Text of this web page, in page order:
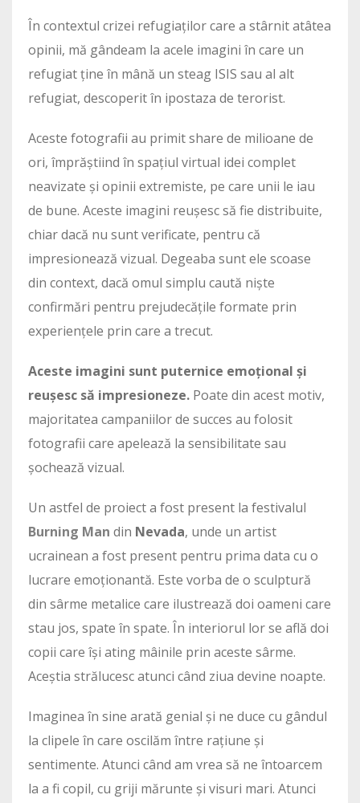
În contextul crizei refugiaților care a stârnit atâtea
opinii, mă gândeam la acele imagini în care un
refugiat ține în mână un steag ISIS sau al alt
refugiat, descoperit în ipostaza de terorist.
Aceste fotografii au primit share de milioane de
ori, împrăștiind în spațiul virtual idei complet
neavizate și opinii extremiste, pe care unii le iau
de bune. Aceste imagini reușesc să fie distribuite,
chiar dacă nu sunt verificate, pentru că
impresionează vizual. Degeaba sunt ele scoase
din context, dacă omul simplu caută niște
confirmări pentru prejudecățile formate prin
experiențele prin care a trecut.
Aceste imagini sunt puternice emoțional și
reușesc să impresioneze. Poate din acest motiv,
majoritatea campaniilor de succes au folosit
fotografii care apelează la sensibilitate sau
șochează vizual.
Un astfel de proiect a fost present la festivalul
Burning Man din Nevada, unde un artist
ucrainean a fost present pentru prima data cu o
lucrare emoționantă. Este vorba de o sculptură
din sârme metalice care ilustrează doi oameni care
stau jos, spate în spate. În interiorul lor se află doi
copii care își ating mâinile prin aceste sârme.
Aceștia strălucesc atunci când ziua devine noapte.
Imaginea în sine arată genial și ne duce cu gândul
la clipele în care oscilăm între rațiune și
sentimente. Atunci când am vrea să ne întoarcem
la a fi copil, cu griji mărunte și visuri mari. Atunci